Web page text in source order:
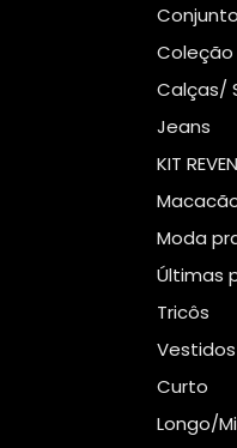
Coleção
Calças/
Jeans
KIT
Moda
Últimas
Tricôs
Vestidos
Curto
Longo/